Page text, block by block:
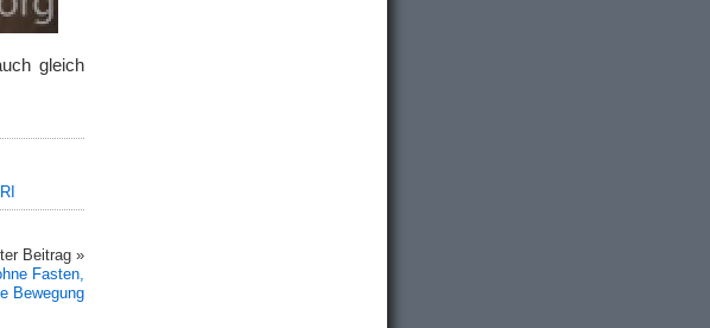
gleich
Beitrag »
Fasten,
Bewegung